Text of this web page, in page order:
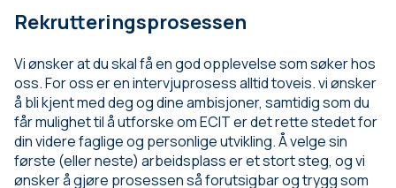
Rekrutteringsprosessen
Vi ønsker at du skal få en god opplevelse som søker hos
oss. For oss er en intervjuprosess alltid toveis. vi ønsker
å bli kjent med deg og dine ambisjoner, samtidig som du
får mulighet til å utforske om ECIT er det rette stedet for
din videre faglige og personlige utvikling. Å velge sin
første (eller neste) arbeidsplass er et stort steg, og vi
ønsker å gjøre prosessen så forutsigbar og trygg som